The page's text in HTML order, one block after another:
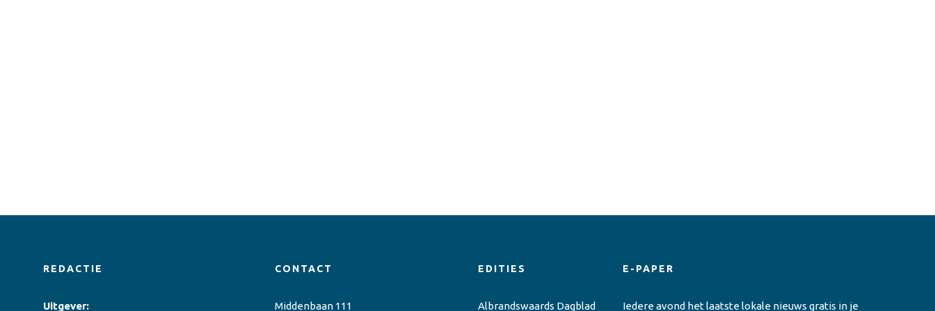
REDACTIE
Uitgever:
CONTACT
Middenbaan 111
EDITIES
Albrandswaards Dagblad
E-PAPER
Iedere avond het laatste lokale nieuws gratis in je